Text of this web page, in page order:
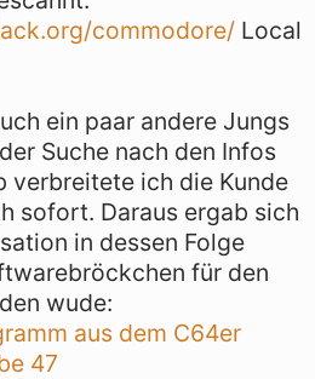
commodore/ Local
ein paar andere Jungs
Suche nach den Infos
verbreitete ich die Kunde
sofort. Daraus ergab sich
in dessen Folge
für den
wude:
aus dem C64er
47